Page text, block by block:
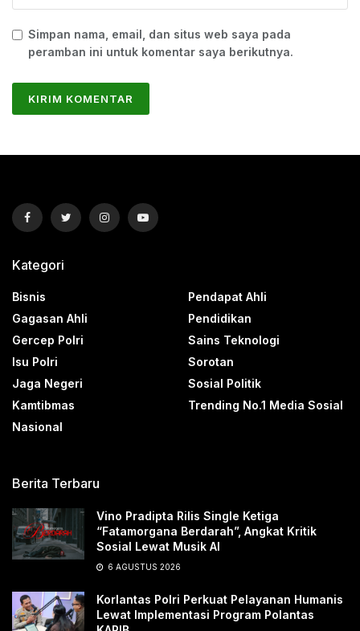
Simpan nama, email, dan situs web saya pada
peramban ini untuk komentar saya berikutnya.
Kategori
Bisnis
Gagasan Ahli
Gercep Polri
Isu Polri
Jaga Negeri
Kamtibmas
Nasional
Pendapat Ahli
Pendidikan
Sains Teknologi
Sorotan
Sosial Politik
Trending No.1 Media Sosial
Berita Terbaru
Vino Pradipta Rilis Single Ketiga
“Fatamorgana Berdarah”, Angkat Kritik
Sosial Lewat Musik AI
6 AGUSTUS 2026
Korlantas Polri Perkuat Pelayanan Humanis
Lewat Implementasi Program Polantas